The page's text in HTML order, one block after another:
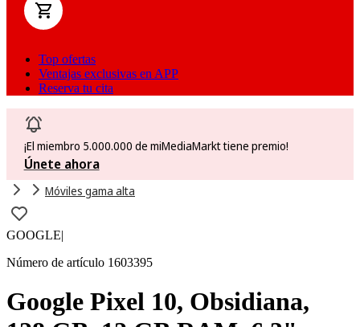
Top ofertas
Ventajas exclusivas en APP
Reserva tu cita
¡El miembro 5.000.000 de miMediaMarkt tiene premio!
Únete ahora
Móviles gama alta
GOOGLE|
Número de artículo 1603395
Google Pixel 10, Obsidiana,